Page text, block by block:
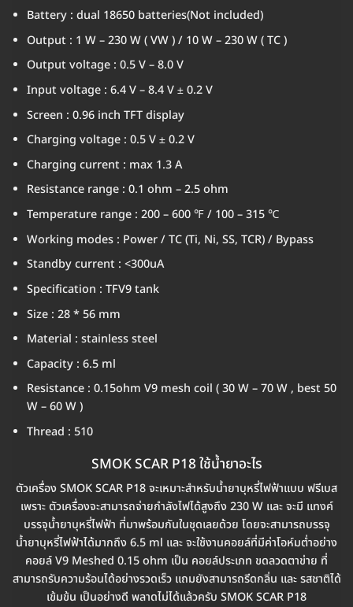
Battery : dual 18650 batteries(Not included)
Output : 1 W – 230 W ( VW ) / 10 W – 230 W ( TC )
Output voltage : 0.5 V – 8.0 V
Input voltage : 6.4 V – 8.4 V ± 0.2 V
Screen : 0.96 inch TFT display
Charging voltage : 0.5 V ± 0.2 V
Charging current : max 1.3 A
Resistance range : 0.1 ohm – 2.5 ohm
Temperature range : 200 – 600 ℉ / 100 – 315 ℃
Working modes : Power / TC (Ti, Ni, SS, TCR) / Bypass
Standby current : <300uA
Specification : TFV9 tank
Size : 28 * 56 mm
Material : stainless steel
Capacity : 6.5 ml
Resistance : 0.15ohm V9 mesh coil ( 30 W – 70 W , best 50
W – 60 W )
Thread : 510
SMOK SCAR P18 ใช้น้ำยาอะไร
ตัวเครื่อง SMOK SCAR P18 จะเหมาะสำหรับน้ำยาบุหรี่ไฟฟ้าแบบ ฟรีเบส
เพราะ ตัวเครื่องจะสามารถจ่ายกำลังไฟได้สูงถึง 230 W และ จะมี แทงค์
บรรจุน้ำยาบุหรี่ไฟฟ้า ที่มาพร้อมกันในชุดเลยด้วย โดยจะสามารถบรรจุ
น้ำยาบุหรี่ไฟฟ้าได้มากถึง 6.5 ml และ จะใช้งานคอยล์ที่มีค่าโอห์มต่ำอย่าง
คอยล์ V9 Meshed 0.15 ohm เป็น คอยล์ประเภท ขดลวดตาข่าย ที่
สามารถรับความร้อนได้อย่างรวดเร็ว แถมยังสามารถรีดกลิ่น และ รสชาติได้
เข้มข้น เป็นอย่างดี พลาดไม่ได้แล้วครับ SMOK SCAR P18